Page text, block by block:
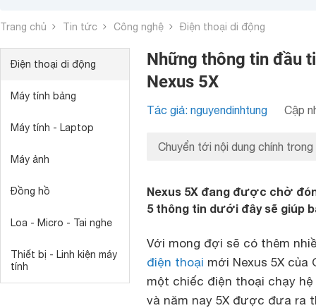
Trang chủ Tin tức Công nghệ Điện thoại di động
Điện thoại di động
Máy tính bảng
Máy tính - Laptop
Máy ảnh
Đồng hồ
Loa - Micro - Tai nghe
Thiết bị - Linh kiện máy
tính
Những thông tin đầu
Nexus 5X
Tác giả: nguyendinhtung Cập
Chuyển tới nội dung chính trong
Nexus 5X đang được chờ
5 thông tin dưới đây sẽ giúp
Với mong đợi sẽ có thêm
điện thoại mới Nexus 5X
một chiếc điện thoại chạy
và năm nay 5X được đưa ra